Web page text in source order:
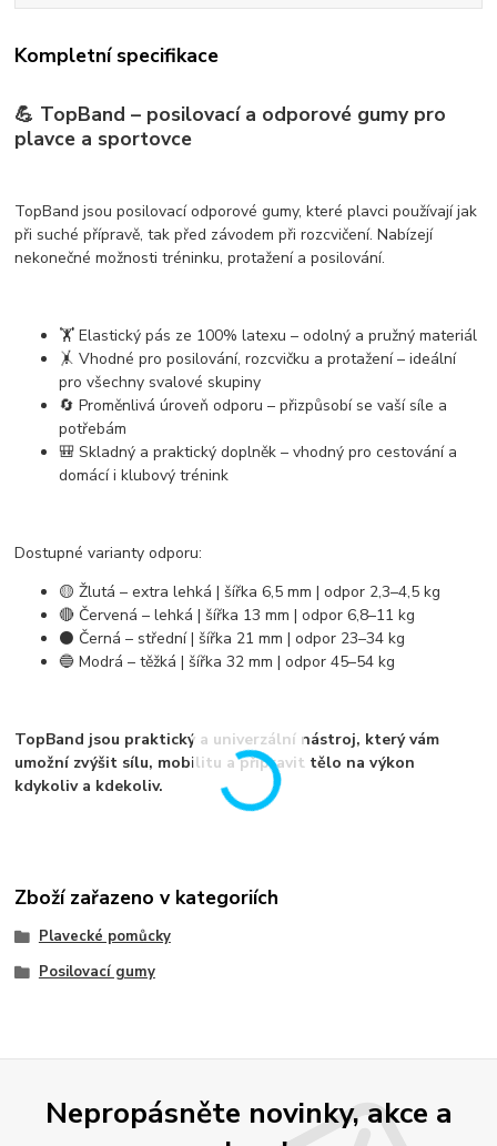
Kompletní specifikace
💪 TopBand – posilovací a odporové gumy pro
plavce a sportovce
TopBand jsouposilovací odporové gumy, které plavci používají jak
při suché přípravě, tak před závodem přirozcvičení. Nabízejí
nekonečné možnosti tréninku, protažení a posilování.
🏋️Elastický pás ze 100% latexu – odolný a pružný materiál
🤸Vhodné pro posilování, rozcvičku a protažení– ideální
pro všechny svalové skupiny
🔄Proměnlivá úroveň odporu – přizpůsobí se vaší síle a
potřebám
🎒Skladný a praktický doplněk – vhodný pro cestování a
domácí i klubový trénink
Dostupné varianty odporu:
🟡Žlutá – extra lehká | šířka 6,5 mm | odpor 2,3–4,5 kg
🔴 Červená – lehká | šířka 13 mm | odpor 6,8–11 kg
⚫ Černá – střední| šířka 21 mm | odpor 23–34 kg
🔵Modrá – těžká | šířka 32 mm | odpor 45–54 kg
TopBand jsou praktický a univerzální nástroj, který vám
umožní zvýšit sílu, mobilitu a připravit tělo na výkon
kdykoliv a kdekoliv.
Zboží zařazeno v kategoriích
Plavecké pomůcky
Posilovací gumy
Nepropásněte novinky, akce a